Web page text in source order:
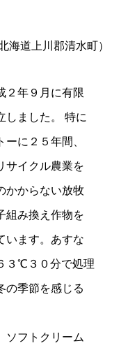
北海道上川郡清水町）
２年９月に有限
しました。 特に
に２５年間、
サイクル農業を
かからない放牧
組み換え作物を
います。あすな
３℃３０分で処理
の季節を感じる
ソフトクリーム